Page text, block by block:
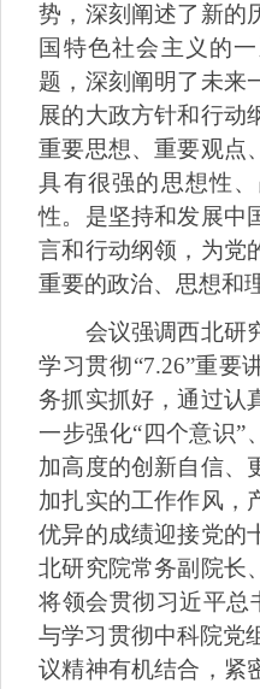
势，深刻阐述了新的
国特色社会主义的
题，深刻阐明了未来
展的大政方针和行动
重要思想、重要观点
具有很强的思想性
性。是坚持和发展中
言和行动纲领，为党
重要的政治、思想和
会议强调西北研
学习贯彻“7.26”重要
务抓实抓好，通过认
一步强化“四个意识”
加高度的创新自信、
加扎实的工作作风，
优异的成绩迎接党的
北研究院常务副院长
将领会贯彻习近平总
与学习贯彻中科院党
议精神有机结合，紧